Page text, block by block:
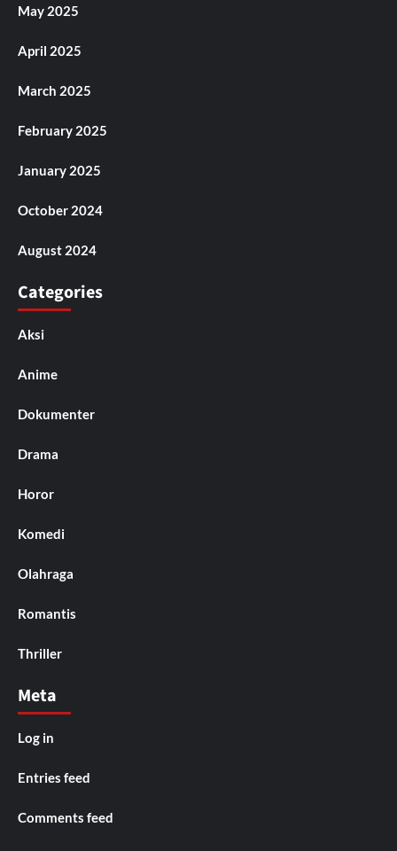
May 2025
April 2025
March 2025
February 2025
January 2025
October 2024
August 2024
Categories
Aksi
Anime
Dokumenter
Drama
Horor
Komedi
Olahraga
Romantis
Thriller
Meta
Log in
Entries feed
Comments feed